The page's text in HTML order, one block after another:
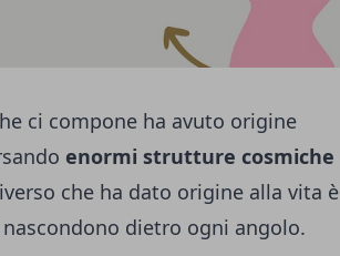
ci compone ha avuto origine
enormi strutture cosmiche
che ha dato origine alla vita è
nascondono dietro ogni angolo.